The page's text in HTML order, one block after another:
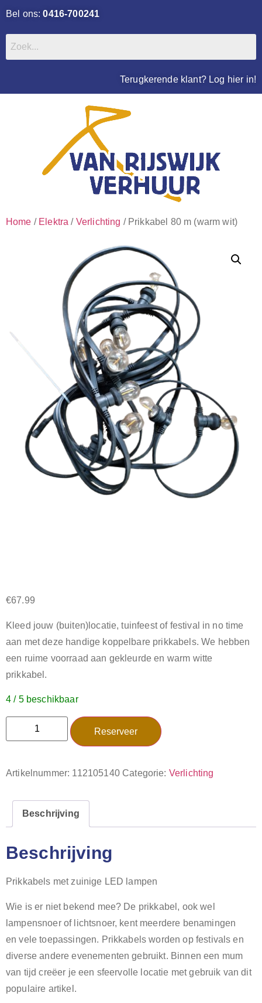
Bel ons:0416-700241
Terugkerende klant? Log hier in!
Home / Elektra / Verlichting / Prikkabel 80 m (warm wit)
€67.99
Kleed jouw (buiten)locatie, tuinfeest of festival in no time
aan met deze handige koppelbare prikkabels. We hebben
een ruime voorraad aan gekleurde en warm witte
prikkabel.
4 / 5 beschikbaar
Reserveer
Artikelnummer: 112105140 Categorie: Verlichting
Beschrijving
Beschrijving
Prikkabels met zuinige LED lampen
Wie is er niet bekend mee? De prikkabel, ook wel
lampensnoer of lichtsnoer, kent meerdere benamingen
en vele toepassingen. Prikkabels worden op festivals en
diverse andere evenementen gebruikt. Binnen een mum
van tijd creëer je een sfeervolle locatie met gebruik van dit
populaire artikel.